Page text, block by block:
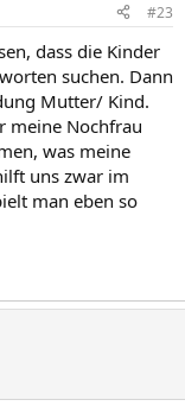
#23
dass die Kinder
suchen. Dann
Mutter/ Kind.
meine Nochfrau
was meine
uns zwar im
man eben so